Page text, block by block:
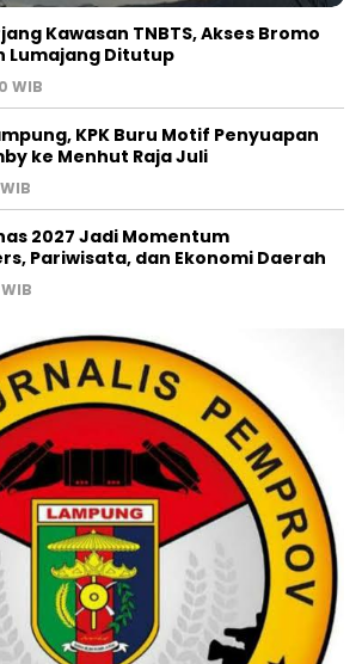
Kawasan TNBTS, Akses Bromo
Lumajang Ditutup
WIB
KPK Buru Motif Penyuapan
ke Menhut Raja Juli
2027 Jadi Momentum
Pariwisata, dan Ekonomi Daerah